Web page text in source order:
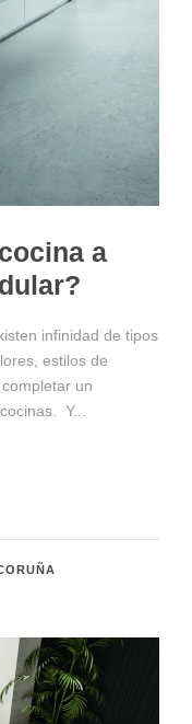
a
infinidad de tipos
estilos de
un
Y...